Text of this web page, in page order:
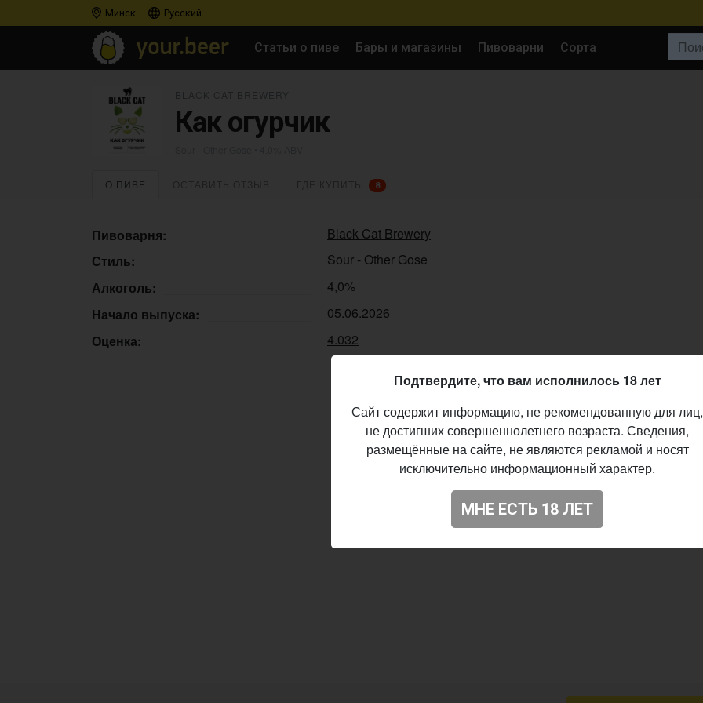
Минск Русский
Статьи о пиве Бары и магазины Пивоварни Сорта
Как огурчик
О ПИВЕ 8
Пивоварня:
Black Cat Brewery
Стиль:
Sour - Other Gose
Алкоголь:
4,0%
Начало выпуска:
05.06.2026
Оценка:
4.032
Подтвердите, что вам исполнилось 18 лет
Сайт содержит информацию, не рекомендованную для лиц,
не достигших совершеннолетнего возраста. Сведения,
размещённые на сайте, не являются рекламой и носят
исключительно информационный характер.
МНЕ ЕСТЬ 18 ЛЕТ